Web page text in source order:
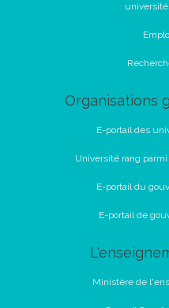
Organisations
E-portail des
Université rang
E-portail du
E-portail de
Ministère de